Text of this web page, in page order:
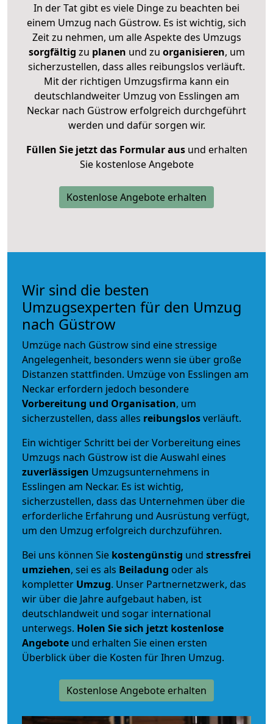
In der Tat gibt es viele Dinge zu beachten bei
einem Umzug nach Güstrow. Es ist wichtig, sich
Zeit zu nehmen, um alle Aspekte des Umzugs
sorgfältig zu planen und zu organisieren, um
sicherzustellen, dass alles reibungslos verläuft.
Mit der richtigen Umzugsfirma kann ein
deutschlandweiter Umzug von Esslingen am
Neckar nach Güstrow erfolgreich durchgeführt
werden und dafür sorgen wir.
Füllen Sie jetzt das Formular ausund erhalten
Sie kostenlose Angebote
Kostenlose Angebote erhalten
Wir sind die besten
Umzugsexperten für den Umzug
nach Güstrow
Umzüge nach Güstrow sind eine stressige
Angelegenheit, besonders wenn sie über große
Distanzen stattfinden. Umzüge von Esslingen am
Neckar erfordern jedoch besondere
Vorbereitung und Organisation, um
sicherzustellen, dass alles reibungslosverläuft.
Ein wichtiger Schritt bei der Vorbereitung eines
Umzugs nach Güstrow ist die Auswahl eines
zuverlässigen Umzugsunternehmens in
Esslingen am Neckar. Es ist wichtig,
sicherzustellen, dass das Unternehmen über die
erforderliche Erfahrung und Ausrüstung verfügt,
um den Umzug erfolgreich durchzuführen.
Bei uns können Sie kostengünstig und stressfrei
umziehen, sei es als Beiladung oder als
kompletter Umzug. Unser Partnernetzwerk, das
wir über die Jahre aufgebaut haben, ist
deutschlandweit und sogar international
unterwegs. Holen Sie sich jetzt kostenlose
Angebote und erhalten Sie einen ersten
Überblick über die Kosten für Ihren Umzug.
Kostenlose Angebote erhalten